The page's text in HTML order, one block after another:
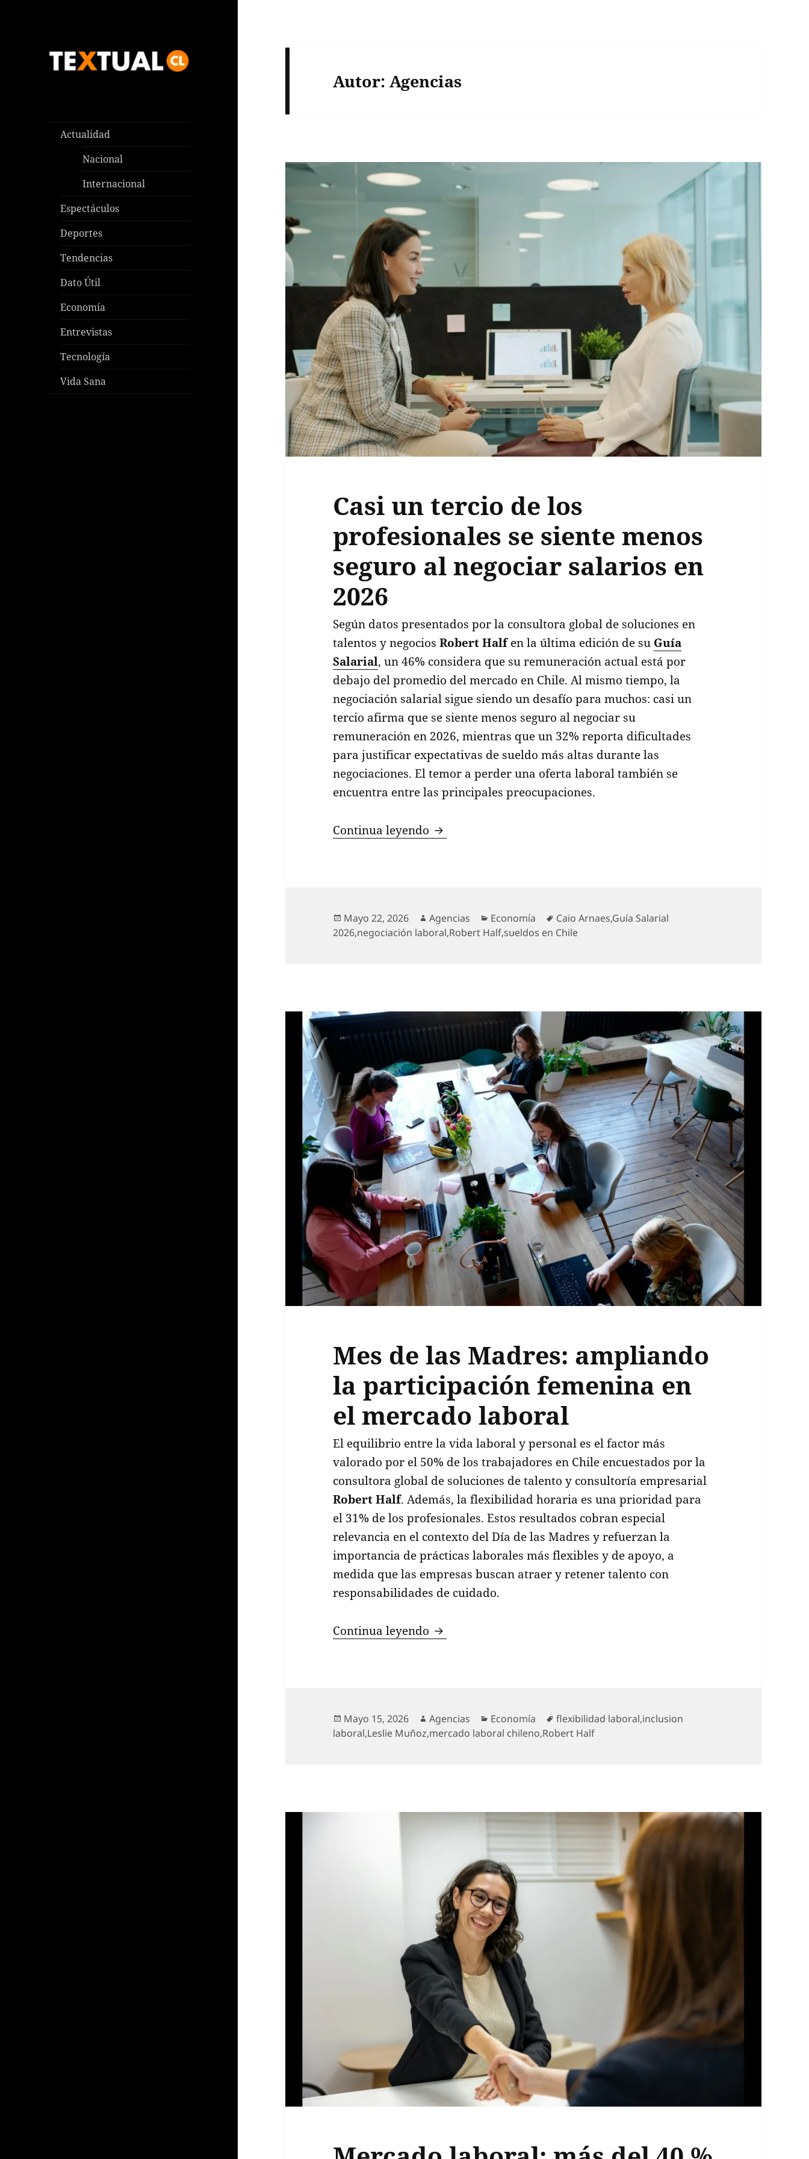
Actualidad
Nacional
Internacional
Espectáculos
Deportes
Tendencias
Dato Útil
Economía
Entrevistas
Tecnología
Vida Sana
Autor:Agencias
Casi un tercio de los
profesionales se siente menos
seguro al negociar salarios en
2026
Según datos presentados por la consultora global de soluciones en
talentos y negociosRobert Halfen la última edición de su Guía
Salarial, un 46% considera que su remuneración actual está por
debajo del promedio del mercado en Chile. Al mismo tiempo, la
negociación salarial sigue siendo un desafío para muchos: casi un
tercio afirma que se siente menos seguro al negociar su
remuneración en 2026, mientras que un 32% reporta dificultades
para justificar expectativas de sueldo más altas durante las
negociaciones. El temor a perder una oferta laboral también se
encuentra entre las principales preocupaciones.
Continua leyendo Casi un tercio de los profesionales se siente menos seguro al
Publicado
el
Mayo 22, 2026 Autor
Agencias Categorías
Economía Etiquetas
Caio Arnaes,Guía Salarial
2026,negociación laboral,Robert Half,sueldos en Chile
Mes de las Madres: ampliando
la participación femenina en
el mercado laboral
El equilibrio entre la vida laboral y personal es el factor más
valorado por el 50% de los trabajadores en Chile encuestados por la
consultora global de soluciones de talento y consultoría empresarial
Robert Half. Además, la flexibilidad horaria es una prioridad para
el 31% de los profesionales. Estos resultados cobran especial
relevancia en el contexto del Día de las Madres y refuerzan la
importancia de prácticas laborales más flexibles y de apoyo, a
medida que las empresas buscan atraer y retener talento con
responsabilidades de cuidado.
Continua leyendo Mes de las Madres: ampliando la participación femenina en el
Publicado
el
Mayo 15, 2026 Autor
Agencias Categorías
Economía Etiquetas
flexibilidad laboral,inclusion
laboral,Leslie Muñoz,mercado laboral chileno,Robert Half